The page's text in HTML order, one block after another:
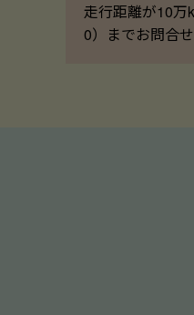
走行距離が10万
0）までお問合せ